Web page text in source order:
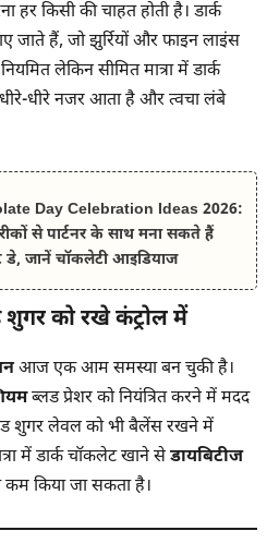
किसी की चाहत होती है। डार्क
जाते हैं, जो झुर्रियों और फाइन लाइंस
लेकिन सीमित मात्रा में डार्क
धीरे नजर आता है और त्वचा लंबे
Day Celebration Ideas 2026:
से पार्टनर के साथ मना सकते हैं
डे, जानें चॉकलेटी आइडियाज
को रखे कंट्रोल में
आज एक आम समस्या बन चुकी है।
ब्लड प्रेशर को नियंत्रित करने में मदद
शुगर लेवल को भी बैलेंस रखने में
में डार्क चॉकलेट खाने सेडायबिटीज
कम किया जा सकता है।